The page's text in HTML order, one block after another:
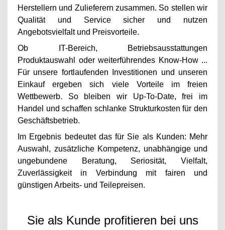
Herstellern und Zulieferern zusammen. So stellen wir
Qualität und Service sicher und nutzen
Angebotsvielfalt und Preisvorteile.
Ob IT-Bereich, Betriebsausstattungen
Produktauswahl oder weiterführendes Know-How ...
Für unsere fortlaufenden Investitionen und unseren
Einkauf ergeben sich viele Vorteile im freien
Wettbewerb. So bleiben wir Up-To-Date, frei im
Handel und schaffen schlanke Strukturkosten für den
Geschäftsbetrieb.
Im Ergebnis bedeutet das für Sie als Kunden: Mehr
Auswahl, zusätzliche Kompetenz, unabhängige und
ungebundene Beratung, Seriosität, Vielfalt,
Zuverlässigkeit in Verbindung mit fairen und
günstigen Arbeits- und Teilepreisen.
Sie als Kunde profitieren bei uns